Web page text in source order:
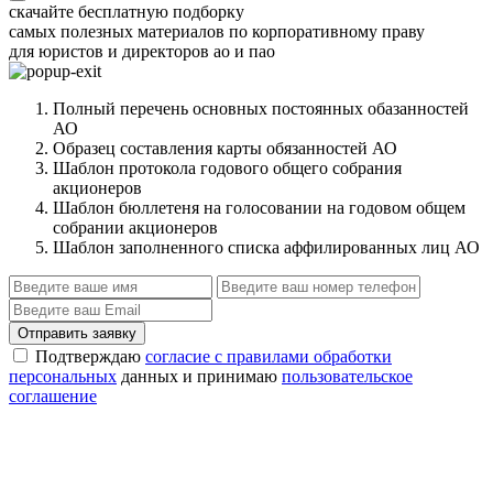
скачайте бесплатную подборку
самых полезных материалов по корпоративному праву
для юристов и директоров ао и пао
Полный перечень основных постоянных обазанностей
АО
Образец составления карты обязанностей АО
Шаблон протокола годового общего собрания
акционеров
Шаблон бюллетеня на голосовании на годовом общем
собрании акционеров
Шаблон заполненного списка аффилированных лиц АО
Отправить заявку
Подтверждаю согласие с правилами обработки
персональных данных и принимаю пользовательское
соглашение